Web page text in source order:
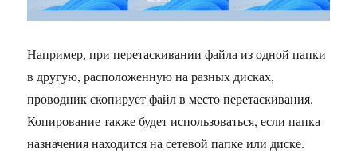
Например, при перетаскивании файла из одной папки
в другую, расположенную на разных дисках,
проводник скопирует файл в место перетаскивания.
Копирование также будет использоваться, если папка
назначения находится на сетевой папке или диске.